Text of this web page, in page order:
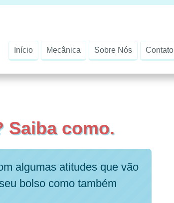
Início Mecânica Sobre Nós Contato
Saiba como.
algumas atitudes que vão
bolso como também